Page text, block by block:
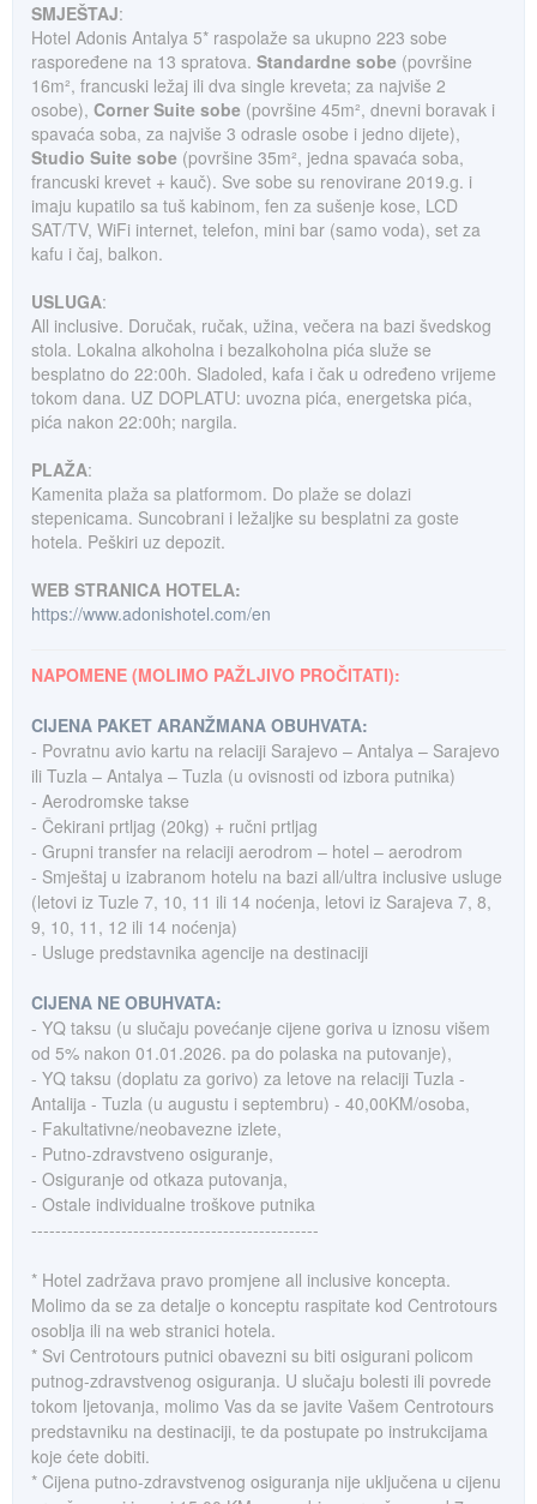
SMJEŠTAJ:
Hotel Adonis Antalya 5* raspolaže sa ukupno 223 sobe
raspoređene na 13 spratova. Standardne sobe (površine
16m², francuski ležaj ili dva single kreveta; za najviše 2
osobe), Corner Suite sobe (površine 45m², dnevni boravak i
spavaća soba, za najviše 3 odrasle osobe i jedno dijete),
Studio Suite sobe (površine 35m², jedna spavaća soba,
francuski krevet + kauč). Sve sobe su renovirane 2019.g. i
imaju kupatilo sa tuš kabinom, fen za sušenje kose, LCD
SAT/TV, WiFi internet, telefon, mini bar (samo voda), set za
kafu i čaj, balkon.
USLUGA:
All inclusive. Doručak, ručak, užina, večera na bazi švedskog
stola. Lokalna alkoholna i bezalkoholna pića služe se
besplatno do 22:00h. Sladoled, kafa i čak u određeno vrijeme
tokom dana. UZ DOPLATU: uvozna pića, energetska pića,
pića nakon 22:00h; nargila.
PLAŽA:
Kamenita plaža sa platformom. Do plaže se dolazi
stepenicama. Suncobrani i ležaljke su besplatni za goste
hotela. Peškiri uz depozit.
WEB STRANICA HOTELA:
https://www.adonishotel.com/en
NAPOMENE (MOLIMO PAŽLJIVO PROČITATI):
CIJENA PAKET ARANŽMANA OBUHVATA:
- Povratnu avio kartu na relaciji Sarajevo – Antalya – Sarajevo
ili Tuzla – Antalya – Tuzla (u ovisnosti od izbora putnika)
- Aerodromske takse
- Čekirani prtljag (20kg) + ručni prtljag
- Grupni transfer na relaciji aerodrom – hotel – aerodrom
- Smještaj u izabranom hotelu na bazi all/ultra inclusive usluge
(letovi iz Tuzle 7, 10, 11 ili 14 noćenja, letovi iz Sarajeva 7, 8,
9, 10, 11, 12 ili 14 noćenja)
- Usluge predstavnika agencije na destinaciji
CIJENA NE OBUHVATA:
- YQ taksu (u slučaju povećanje cijene goriva u iznosu višem
od 5% nakon 01.01.2026. pa do polaska na putovanje),
- YQ taksu (doplatu za gorivo) za letove na relaciji Tuzla -
Antalija - Tuzla (u augustu i septembru) - 40,00KM/osoba,
- Fakultativne/neobavezne izlete,
- Putno-zdravstveno osiguranje,
- Osiguranje od otkaza putovanja,
- Ostale individualne troškove putnika
------------------------------------------------
* Hotel zadržava pravo promjene all inclusive koncepta.
Molimo da se za detalje o konceptu raspitate kod Centrotours
osoblja ili na web stranici hotela.
* Svi Centrotours putnici obavezni su biti osigurani policom
putnog-zdravstvenog osiguranja. U slučaju bolesti ili povrede
tokom ljetovanja, molimo Vas da se javite Vašem Centrotours
predstavniku na destinaciji, te da postupate po instrukcijama
koje ćete dobiti.
* Cijena putno-zdravstvenog osiguranja nije uključena u cijenu